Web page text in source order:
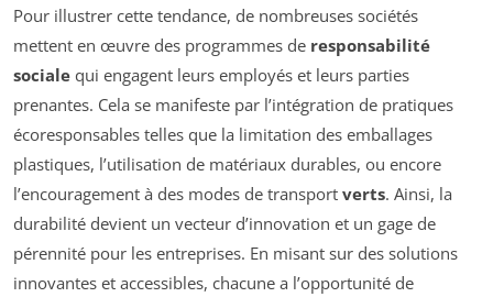
Pour illustrer cette tendance, de nombreuses sociétés
mettent en œuvre des programmes de responsabilité
sociale qui engagent leurs employés et leurs parties
prenantes. Cela se manifeste par l’intégration de pratiques
écoresponsables telles que la limitation des emballages
plastiques, l’utilisation de matériaux durables, ou encore
l’encouragement à des modes de transport verts. Ainsi, la
durabilité devient un vecteur d’innovation et un gage de
pérennité pour les entreprises. En misant sur des solutions
innovantes et accessibles, chacune a l’opportunité de